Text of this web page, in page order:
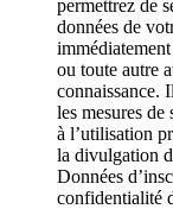
permettrez de
données de
ou toute autre
connaissance.
les mesures
à l’utilisation
la divulgation
Données
confidentialité